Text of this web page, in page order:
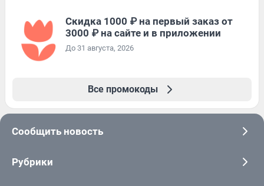
Скидка 1000 ₽ на первый заказ от
3000 ₽ на сайте и в приложении
До 31 августа, 2026
Все промокоды
Сообщить новость
Рубрики